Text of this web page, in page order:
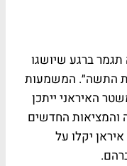
ברגע שיושגו
התשה״. המשמעות
האיראני ייתכן
והמציאות החדשים
יקלו על